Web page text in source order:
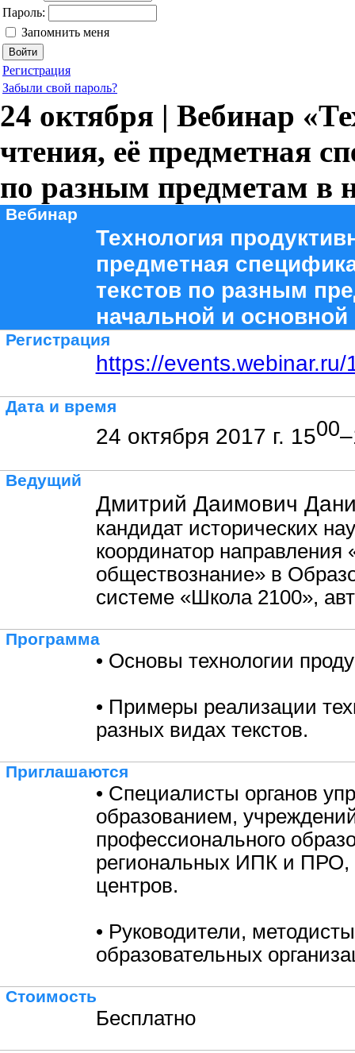
Пароль:
Запомнить меня
Регистрация
Забыли свой пароль?
24 октября | Вебинар
чтения, её предметная
по разным предметам в
Вебинар
Технология
предметная
текстов по разным
начальной и
Регистрация
https://
Дата и время
24 октября 2017 г. 1500
Ведущий
Дмитрий Даимович
кандидат исторических
координатор направления
обществознание» в
системе «Школа 2100»,
Программа
• Основы технологии
• Примеры реализации
разных видах текстов.
Приглашаются
• Специалисты органов
образованием,
профессионального
региональных ИПК и ПРО,
центров.
• Руководители,
образовательных
Стоимость
Бесплатно